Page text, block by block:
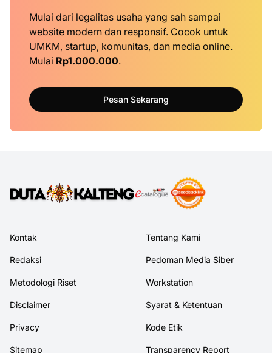
Mulai dari legalitas usaha yang sah sampai
website modern dan responsif. Cocok untuk
UMKM, startup, komunitas, dan media online.
Mulai Rp1.000.000.
Pesan Sekarang
Kontak Tentang Kami
Redaksi Pedoman Media Siber
Metodologi Riset Workstation
Disclaimer Syarat & Ketentuan
Privacy Kode Etik
Sitemap Transparency Report